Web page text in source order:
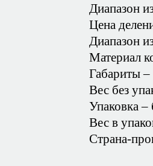
Диапазон
Цена
Диапазон
Материал
Габариты
Вес без
Упаковка –
Вес в
Страна-